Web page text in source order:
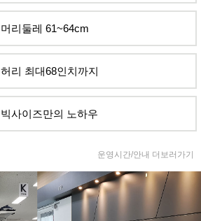
머리둘레 61~64cm
허리 최대68인치까지
빅사이즈만의 노하우
운영시간/안내 더보러가기